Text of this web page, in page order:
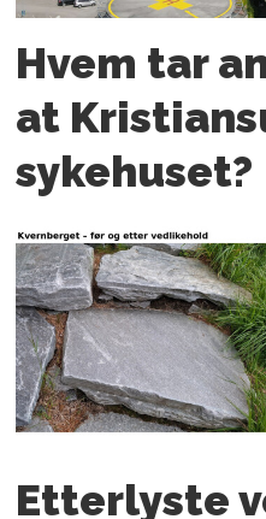
Hvem tar
at
sykehuset?
Etterlyste